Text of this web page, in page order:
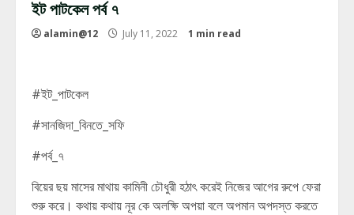
ইট পাটকেল পর্ব ৭
alamin@12 July 11, 2022 1 min read
#ইট_পাটকেল
#সানজিদা_বিনতে_সফি
#পর্ব_৭
বিয়ের ছয় মাসের মাথায় কামিনী চৌধুরী হঠাৎ করেই নিজের আগের রুপে ফেরা
শুরু করে। কথায় কথায় নূর কে অলক্ষি অপয়া বলে অপমান অপদস্ত করতে